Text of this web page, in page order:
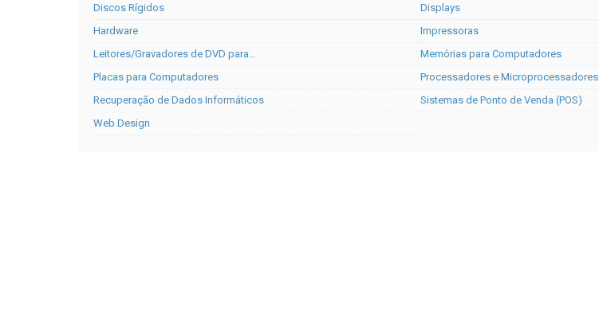
Discos Rígidos
Displays
Hardware
Impressoras
Leitores/Gravadores de DVD para…
Memórias para Computadores
Placas para Computadores
Processadores e Microprocessadores
Recuperação de Dados Informáticos
Sistemas de Ponto de Venda (POS)
Web Design